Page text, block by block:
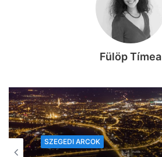
Fülöp Tímea
SZEGEDI ARCOK
2026, augusztus 4. 13:09